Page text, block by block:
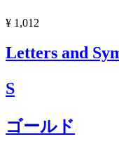
¥ 1,012
Letters and
S
ゴールド